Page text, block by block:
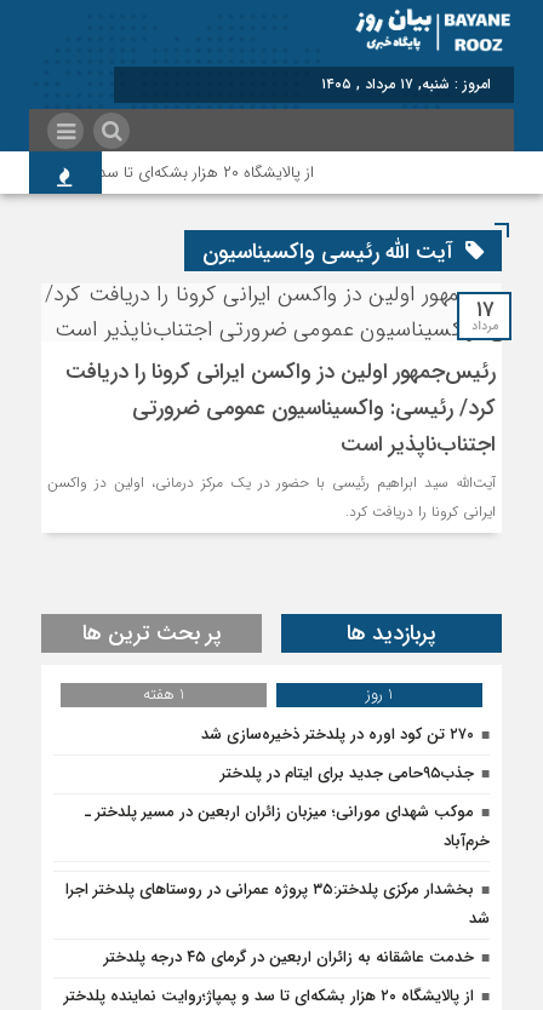
امروز : شنبه, ۱۷ مرداد , ۱۴۰۵
از پالایشگاه ۲۰ هزار بشکه‌ای تا سد و پمپاژ؛روایت نماینده پلدختر و معمولان از آخرین وضعیت پروژه‌های شهرستان
آیت الله رئیسی واکسیناسیون
۱۷
مرداد
رئیس‌جمهور اولین دز واکسن ایرانی کرونا را دریافت
کرد/ رئیسی:‌ واکسیناسیون عمومی ضرورتی
اجتناب‌ناپذیر است
آیت‌الله سید ابراهیم رئیسی با حضور در یک مرکز درمانی، اولین دز واکسن
ایرانی کرونا را دریافت کرد.
پربازدید ها پر بحث ترین ها
1 روز
1 هفته
۲۷۰ تن کود اوره در پلدختر ذخیره‌سازی شد
جذب۹۵حامی جدید برای ایتام در پلدختر
موکب شهدای مورانی؛ میزبان زائران اربعین در مسیر پلدختر ـ
خرم‌آباد
بخشدار مرکزی پلدختر:۳۵ پروژه عمرانی در روستاهای پلدختر اجرا
شد
خدمت عاشقانه به زائران اربعین در گرمای ۴۵ درجه پلدختر
از پالایشگاه ۲۰ هزار بشکه‌ای تا سد و پمپاژ؛روایت نماینده پلدختر